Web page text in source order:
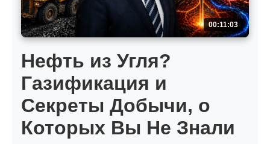
00:11:03
Нефть из Угля?
Газификация и
Секреты Добычи, о
Которых Вы Не Знали